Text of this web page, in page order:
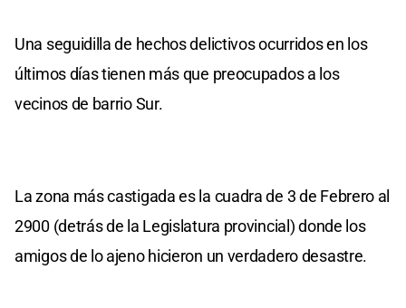
Una seguidilla de hechos delictivos ocurridos en los
últimos días tienen más que preocupados a los
vecinos de barrio Sur.
La zona más castigada es la cuadra de 3 de Febrero al
2900 (detrás de la Legislatura provincial) donde los
amigos de lo ajeno hicieron un verdadero desastre.